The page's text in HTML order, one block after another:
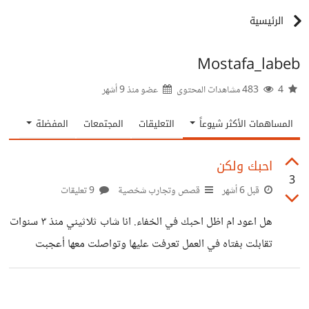
الرئيسية
Mostafa_labeb
عضو منذ9 أشهر
المساهمات الأكثر شيوعاً التعليقات المجتمعات المفضلة
3
احبك ولكن
قبل 6 أشهر قصص وتجارب شخصية
هل اعود ام اظل احبك في الخفاء. انا شاب ثلاثيني منذ ٣ سنوات
تقابلت بفتاه في العمل تعرفت عليها وتواصلت معها أعجبت
بطريقتي بالكلام اظن انها احببتني كانت علاقتنا كامواج البحر